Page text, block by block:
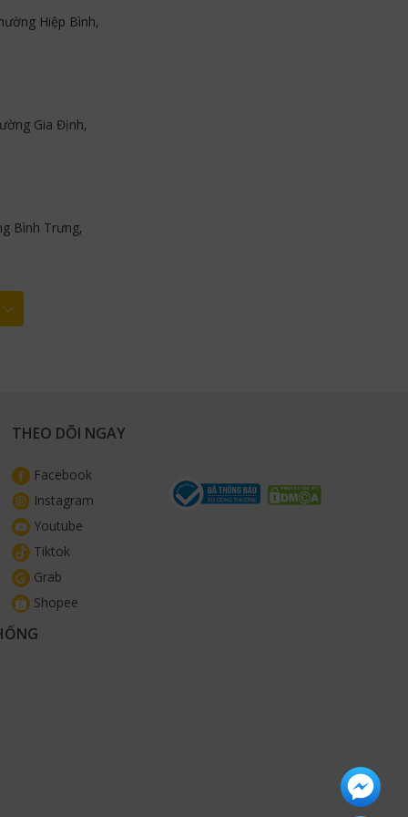
Hiệp Bình,
Gia Định,
Bình Trưng,
THEO DÕI NGAY
Facebook
Instagram
Youtube
Tiktok
Grab
Shopee